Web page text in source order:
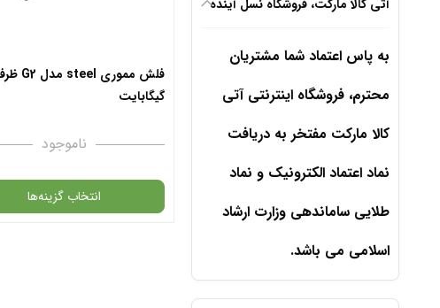
آتی کالا مارکت، فروشگاه نسل آینده
به پاس اعتماد شما مشتریان
محترم، فروشگاه اینترنتی آتی
کالا مارکت مفتخر به دریافت
نماد اعتماد الکترونیک و نماد
طلایی ساماندهی وزارت ارشاد
اسلامی می باشد.
گیگابایت
ناموجود
انتخاب گزینه‌ها